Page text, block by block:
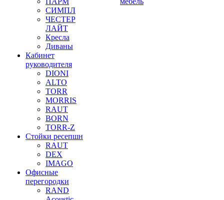
СИМПЛ
ЧЕСТЕР
ЛАЙТ
Кресла
Диваны
Кабинет
руководителя
DIONI
ALTO
TORR
MORRIS
RAUT
BORN
TORR-Z
Стойки ресепшн
RAUT
DEX
IMAGO
Офисные
перегородки
RAND